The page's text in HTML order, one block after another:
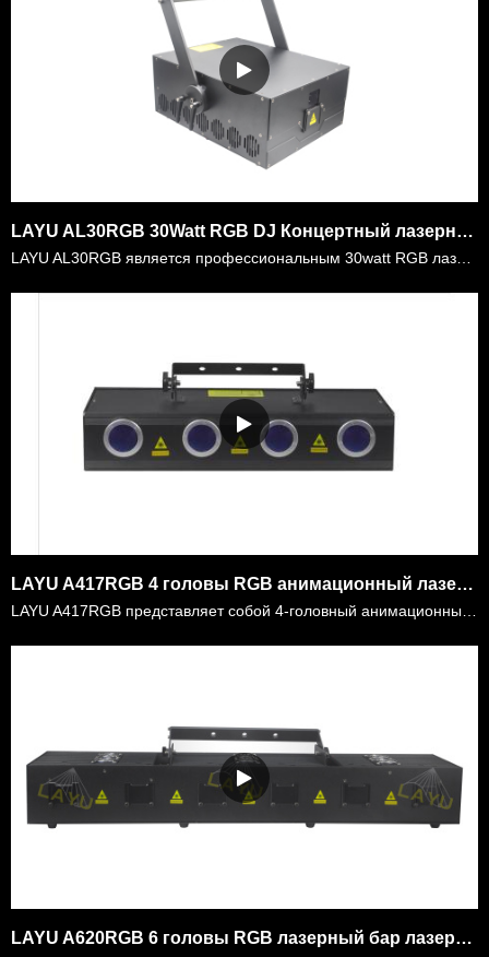
LAYU AL30RGB 30Watt RGB DJ Концертный лазерный световой проектор
LAYU A417RGB 4 головы RGB анимационный лазерный массив
LAYU A417RGB представляет собой 4-головный анимационный лазерный массив RGB. Каждая мощность лазера головы составляет 450 Вт, общая мощность RGB составляет 1,8 Вт. Есть более 128 видов графики и эффек……
LAYU A620RGB 6 головы RGB лазерный бар лазерный массив с X / Y сканирования